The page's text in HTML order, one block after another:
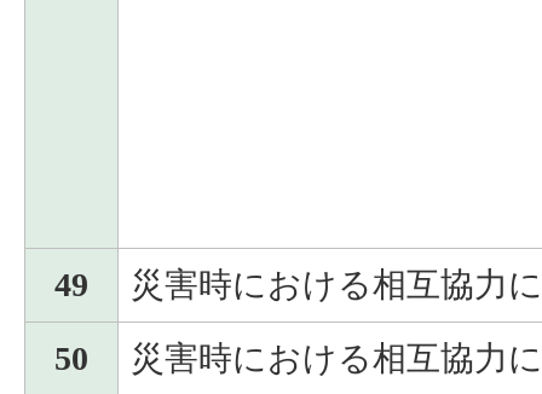
49
災害時における相互協力
50
災害時における相互協力